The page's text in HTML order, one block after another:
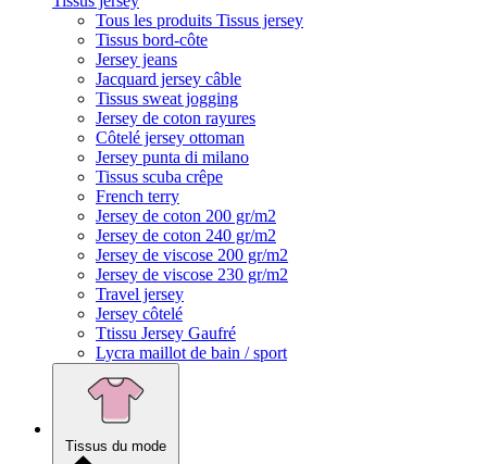
Tous les produits Tissus jersey
Tissus bord-côte
Jersey jeans
Jacquard jersey câble
Tissus sweat jogging
Jersey de coton rayures
Côtelé jersey ottoman
Jersey punta di milano
Tissus scuba crêpe
French terry
Jersey de coton 200 gr/m2
Jersey de coton 240 gr/m2
Jersey de viscose 200 gr/m2
Jersey de viscose 230 gr/m2
Travel jersey
Jersey côtelé
Ttissu Jersey Gaufré
Lycra maillot de bain / sport
Tissus du mode